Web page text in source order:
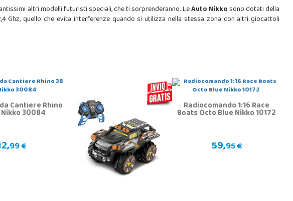
altri modelli futuristi speciali, che ti sorprenderanno. LeAuto Nikkosono dotati della
quello che evita interferenze quando si utilizza nella stessa zona con altri giocattoli
Cantiere Rhino
30084
99 €
Radiocomando 1:16 Race
Boats Octo Blue Nikko 10172
59,95 €